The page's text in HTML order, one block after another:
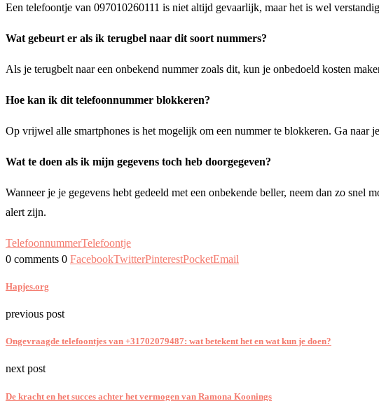
Een telefoontje van 097010260111 is niet altijd gevaarlijk, maar het is wel
Wat gebeurt er als ik terugbel naar dit soort nummers?
Als je terugbelt naar een onbekend nummer zoals dit, kun je onbedoeld kosten
Hoe kan ik dit telefoonnummer blokkeren?
Op vrijwel alle smartphones is het mogelijk om een nummer te blokkeren. Ga naar
Wat te doen als ik mijn gegevens toch heb doorgegeven?
Wanneer je je gegevens hebt gedeeld met een onbekende beller, neem dan zo
alert zijn.
TelefoonnummerTelefoontje
0 comments 0 FacebookTwitterPinterestPocketEmail
Hapjes.org
previous post
Ongevraagde telefoontjes van +31702079487: wat betekent het en wat kun je doen?
next post
De kracht en het succes achter het vermogen van Ramona Koonings